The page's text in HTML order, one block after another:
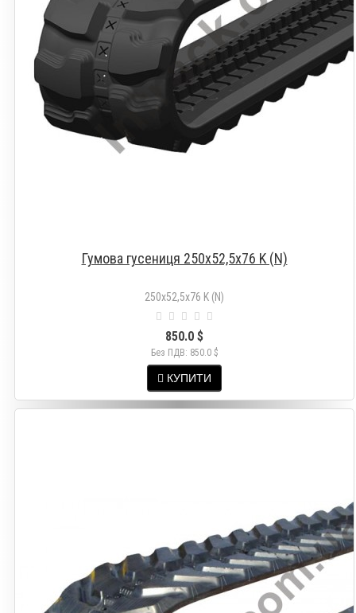
Гумова гусениця 250х52,5х76 K (N)
250х52,5х76 K (N)
850.0 $
Без ПДВ: 850.0 $
КУПИТИ